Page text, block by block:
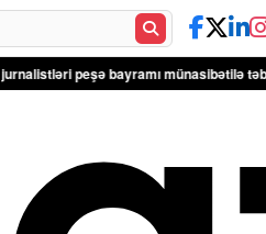
bayramı münasibətilə təbrik edib –